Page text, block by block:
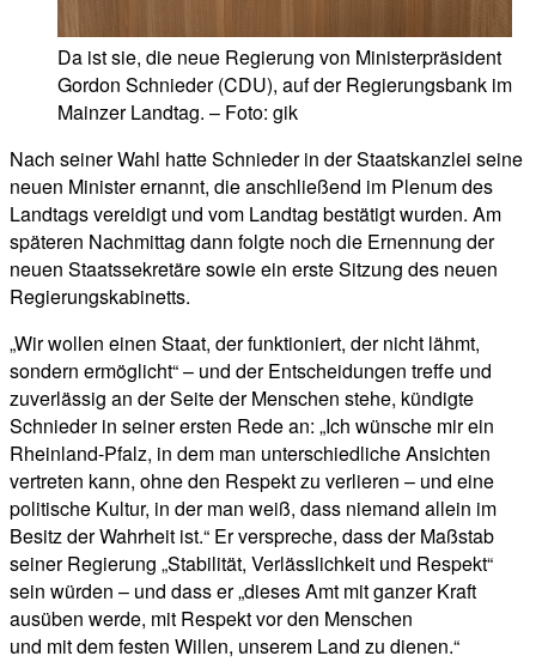
Da ist sie, die neue Regierung von Ministerpräsident
Gordon Schnieder (CDU), auf der Regierungsbank im
Mainzer Landtag. – Foto: gik
Nach seiner Wahl hatte Schnieder in der Staatskanzlei seine
neuen Minister ernannt, die anschließend im Plenum des
Landtags vereidigt und vom Landtag bestätigt wurden. Am
späteren Nachmittag dann folgte noch die Ernennung der
neuen Staatssekretäre sowie ein erste Sitzung des neuen
Regierungskabinetts.
„Wir wollen einen Staat, der funktioniert, der nicht lähmt,
sondern ermöglicht“ – und der Entscheidungen treffe und
zuverlässig an der Seite der Menschen stehe, kündigte
Schnieder in seiner ersten Rede an: „Ich wünsche mir ein
Rheinland-Pfalz, in dem man unterschiedliche Ansichten
vertreten kann, ohne den Respekt zu verlieren – und eine
politische Kultur, in der man weiß, dass niemand allein im
Besitz der Wahrheit ist.“ Er verspreche, dass der Maßstab
seiner Regierung „Stabilität, Verlässlichkeit und Respekt“
sein würden – und dass er „dieses Amt mit ganzer Kraft
ausüben werde, mit Respekt vor den Menschen
und mit dem festen Willen, unserem Land zu dienen.“